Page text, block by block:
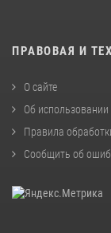
ПРАВОВАЯ И
О сайте
Об
Правила
Сообщить об